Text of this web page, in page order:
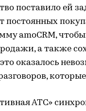
поставило ей
постоянных
amoCRM,
а также
это оказалось
АТС»